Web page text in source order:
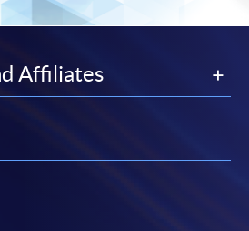
先到先得形式，名額有限，額滿
：
本；
如申請人未滿18歲）；
票（抬頭請註明「HKU
用，如內容與英文版本有任何
(以先到先得形式報名的課程)。
繳費靈」(PPS) (不適用於手
Affiliates